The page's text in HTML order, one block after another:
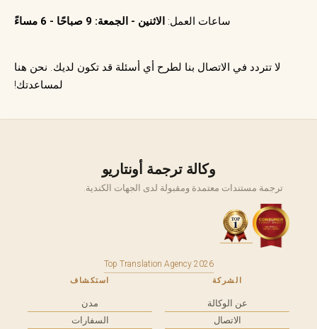
ساعات العمل: الاثنين - الجمعة: 9 صباحًا - 6 مساءً
لا تتردد في الاتصال بنا لطرح أي أسئلة قد تكون لديك. نحن هنا
لمساعدتك!
وكالة ترجمة أونتاريو
ترجمة مستندات معتمدة ومقبولة لدى الجهات الكندية.
Top Translation Agency 2026
الشركة
عن الوكالة
الاتصال
استكشاف
مدن
السفارات